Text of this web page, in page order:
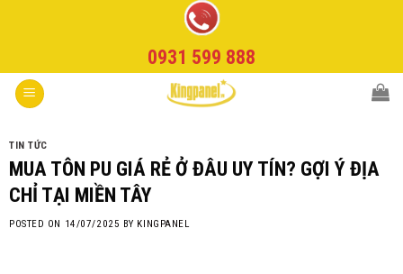
0931 599 888
TIN TỨC
MUA TÔN PU GIÁ RẺ Ở ĐÂU UY TÍN? GỢI Ý ĐỊA
CHỈ TẠI MIỀN TÂY
POSTED ON 14/07/2025 BY KINGPANEL